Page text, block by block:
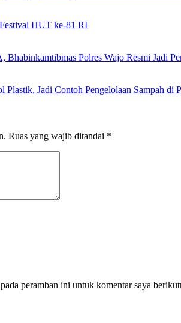
HUT ke-81 RI
Bhabinkamtibmas Polres Wajo Resmi Jadi
Jadi Contoh Pengelolaan Sampah di
Ruas yang wajib ditandai *
peramban ini untuk komentar saya